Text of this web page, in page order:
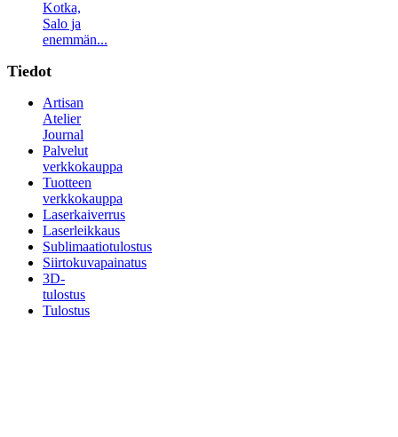
Kotka,
Salo ja
enemmän...
Tiedot
Artisan
Atelier
Journal
Palvelut
verkkokauppa
Tuotteen
verkkokauppa
Laserkaiverrus
Laserleikkaus
Sublimaatiotulostus
Siirtokuvapainatus
3D-
tulostus
Tulostus